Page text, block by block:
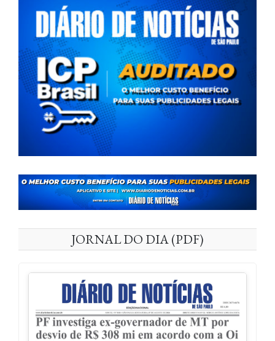
JORNAL DO DIA (PDF)